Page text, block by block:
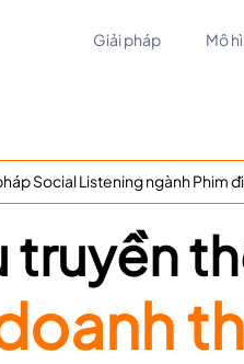
Giải pháp Mô
Social Listening ngành Phim
truyền